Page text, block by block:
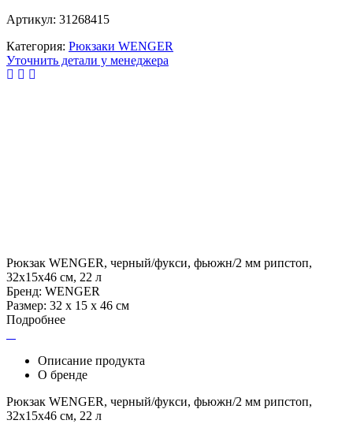
Артикул: 31268415
Категория: Рюкзаки WENGER
Уточнить детали у менеджера
Рюкзак WENGER, черный/фукси, фьюжн/2 мм рипстоп,
32x15x46 см, 22 л
Бренд: WENGER
Размер: 32 х 15 х 46 см
Подробнее
Описание продукта
О бренде
Рюкзак WENGER, черный/фукси, фьюжн/2 мм рипстоп,
32x15x46 см, 22 л